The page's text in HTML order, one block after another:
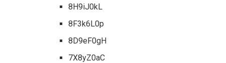
8H9iJ0kL
8F3k6L0p
8D9eF0gH
7X8yZ0aC